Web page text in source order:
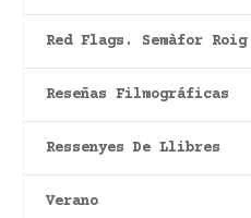
Red Flags. Semàfor Roig
Reseñas Filmográficas
Ressenyes De Llibres
Verano